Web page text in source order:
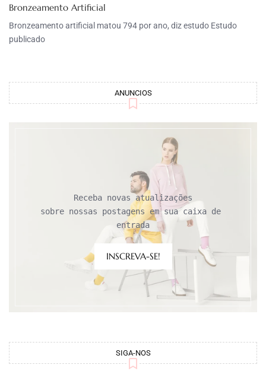
Bronzeamento Artificial
Bronzeamento artificial matou 794 por ano, diz estudo Estudo
publicado
ANUNCIOS
Receba novas atualizações
sobre nossas postagens em sua caixa de
entrada
INSCREVA-SE!
SIGA-NOS